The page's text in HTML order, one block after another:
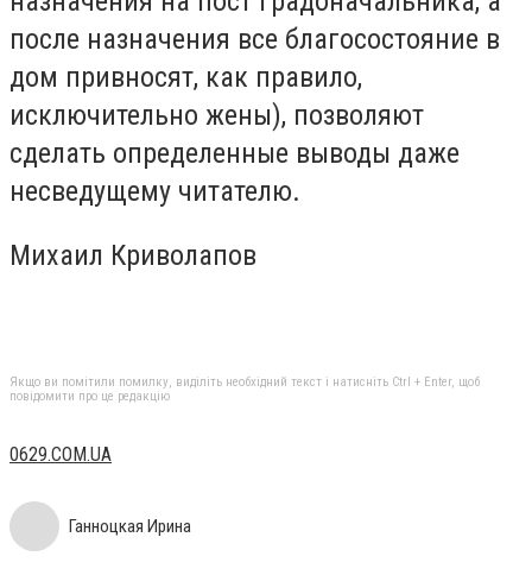
после назначения все благосостояние в
дом привносят, как правило,
исключительно жены), позволяют
сделать определенные выводы даже
несведущему читателю.
Михаил Криволапов
Якщо ви помітили помилку, виділіть необхідний текст і натисніть Ctrl + Enter, щоб
повідомити про це редакцію
0629.COM.UA
Ганноцкая Ирина